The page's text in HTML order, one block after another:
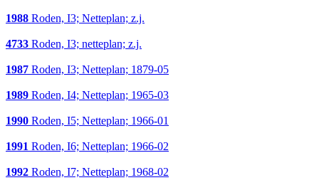
1988 Roden, I3; Netteplan; z.j.
4733 Roden, I3; netteplan; z.j.
1987 Roden, I3; Netteplan; 1879-05
1989 Roden, I4; Netteplan; 1965-03
1990 Roden, I5; Netteplan; 1966-01
1991 Roden, I6; Netteplan; 1966-02
1992 Roden, I7; Netteplan; 1968-02